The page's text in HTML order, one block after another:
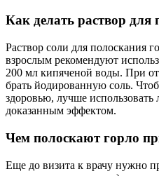
Как делать раствор для
Раствор соли для полоскания
взрослым рекомендуют
200 мл кипяченой воды. При
брать йодированную соль.
здоровью, лучше использовать
доказанным эффектом.
Чем полоскают горло
Еще до визита к врачу нужно